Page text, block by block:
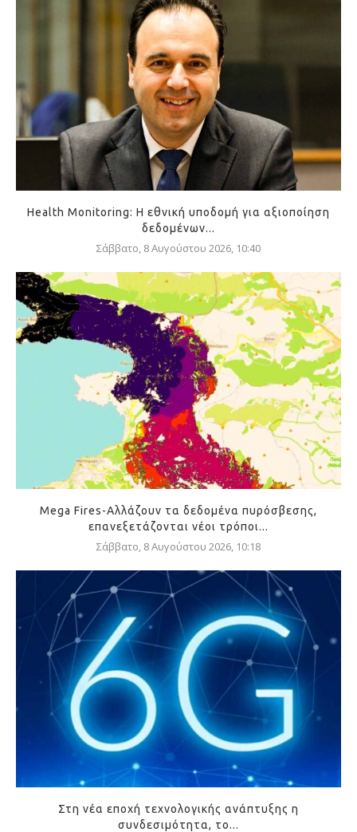
Health Monitoring: Η εθνική υποδομή για αξιοποίηση
δεδομένων...
Σάββατο, 8 Αυγούστου 2026, 10:40
Mega Fires-Αλλάζουν τα δεδομένα πυρόσβεσης,
επανεξετάζονται νέοι τρόποι...
Σάββατο, 8 Αυγούστου 2026, 10:18
Στη νέα εποχή τεχνολογικής ανάπτυξης η
συνδεσιμότητα, το...